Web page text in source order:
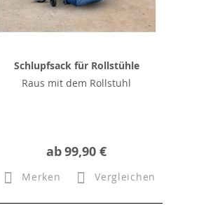
Schlupfsack für Rollstühle
Raus mit dem Rollstuhl
ab99,90 €
Merken Vergleichen